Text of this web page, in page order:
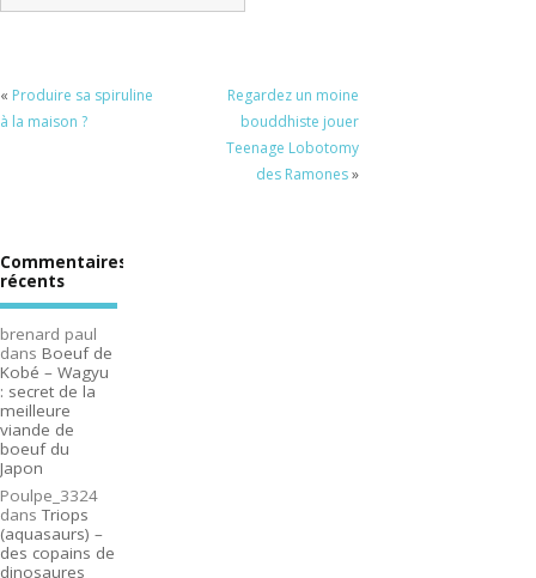
« Produire sa spiruline
à la maison ?
Regardez un moine
bouddhiste jouer
Teenage Lobotomy
des Ramones»
Commentaires
récents
brenard paul
dans Boeuf de
Kobé – Wagyu
: secret de la
meilleure
viande de
boeuf du
Japon
Poulpe_3324
dansTriops
(aquasaurs) –
des copains de
dinosaures